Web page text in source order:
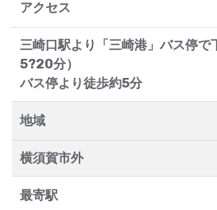
アクセス
三崎口駅より「三崎港」バス停で
5?20分）
バス停より徒歩約5分
地域
横須賀市外
最寄駅